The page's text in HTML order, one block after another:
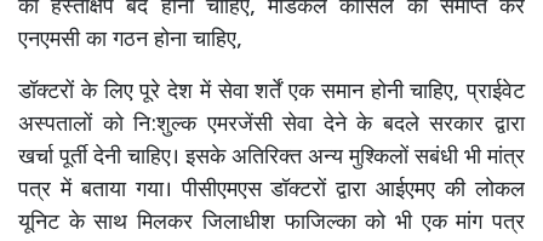
का हस्ताक्षेप बंद होना चाहिए, मेडिकल कौंसिल को समाप्त कर
एनएमसी का गठन होना चाहिए,
डॉक्टरों के लिए पूरे देश में सेवा शर्तें एक समान होनी चाहिए, प्राईवेट
अस्पतालों को नि:शुल्क एमरजेंसी सेवा देने के बदले सरकार द्वारा
खर्चा पूर्ती देनी चाहिए। इसके अतिरिक्त अन्य मुश्किलों सबंधी भी मांत्र
पत्र में बताया गया। पीसीएमएस डॉक्टरों द्वारा आईएमए की लोकल
यूनिट के साथ मिलकर जिलाधीश फाजिल्का को भी एक मांग पत्र